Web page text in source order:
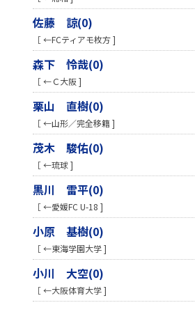
佐藤 諒(0)
［ ←FCティアモ枚方 ]
森下 怜哉(0)
［ ←Ｃ大阪 ]
栗山 直樹(0)
［ ←山形／完全移籍 ]
茂木 駿佑(0)
［ ←琉球 ]
黒川 雷平(0)
［ ←愛媛FC U-18 ]
小原 基樹(0)
［ ←東海学園大学 ]
小川 大空(0)
［ ←大阪体育大学 ]